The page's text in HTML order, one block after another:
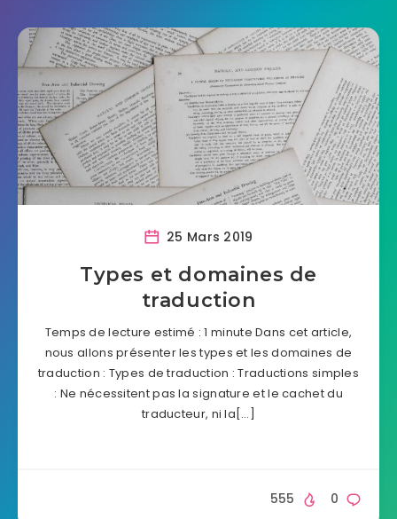
25 Mars 2019
Types et domaines de
traduction
Temps de lecture estimé : 1 minute Dans cet article,
nous allons présenter les types et les domaines de
traduction : Types de traduction : Traductions simples
: Ne nécessitent pas la signature et le cachet du
traducteur, ni la[…]
0
555